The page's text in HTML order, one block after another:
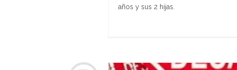
años y sus 2 hijas.